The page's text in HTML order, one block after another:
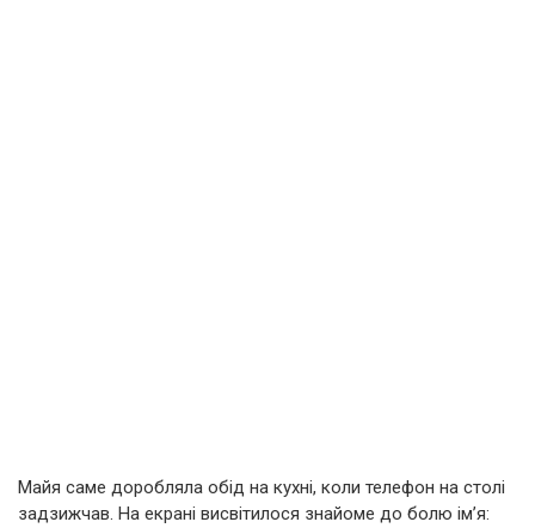
Майя саме доробляла обід на кухні, коли телефон на столі
задзижчав. На екрані висвітилося знайоме до болю ім’я: